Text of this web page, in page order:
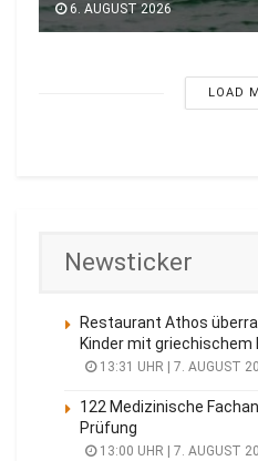
6. AUGUST 2026
LOAD
Newsticker
Restaurant Athos
Kinder mit griechischem
13:31 UHR | 7. AUGUST
122 Medizinische
Prüfung
13:00 UHR | 7. AUGUST